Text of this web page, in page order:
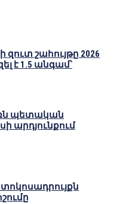
շահույթը 2026
է 1.5 անգամ՝
պետական
արդյունքում